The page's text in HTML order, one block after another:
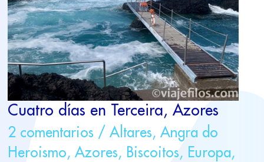
Cuatro días en Terceira, Azores
2 comentarios / Altares, Angra do
Heroismo, Azores, Biscoitos, Europa,